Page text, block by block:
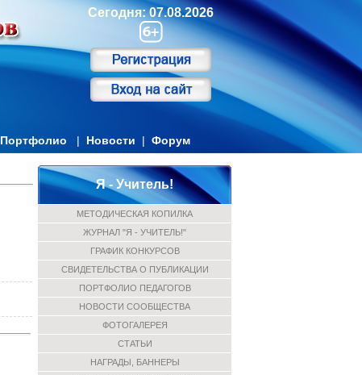
Сегодня: 07.08.2026
Портфолио | Новости | Форум
Я - Учитель!
МЕТОДИЧЕСКАЯ КОПИЛКА
ЖУРНАЛ "Я - УЧИТЕЛЬ!"
ГРАФИК КОНКУРСОВ
СВИДЕТЕЛЬСТВА О ПУБЛИКАЦИИ
ПОРТФОЛИО ПЕДАГОГОВ
НОВОСТИ СООБЩЕСТВА
ФОТОГАЛЕРЕЯ
СТАТЬИ
НАГРАДЫ, БАННЕРЫ